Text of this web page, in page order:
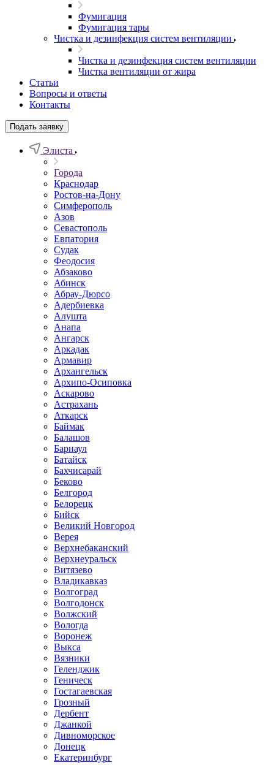
Фумигация
Фумигация тары
Чистка и дезинфекция систем вентиляции
Чистка и дезинфекция систем вентиляции
Чистка вентиляции от жира
Статьи
Вопросы и ответы
Контакты
Подать заявку
Элиста
Города
Краснодар
Ростов-на-Дону
Симферополь
Азов
Севастополь
Евпатория
Судак
Феодосия
Абзаково
Абинск
Абрау-Дюрсо
Адербиевка
Алушта
Анапа
Ангарск
Аркадак
Армавир
Архангельск
Архипо-Осиповка
Аскарово
Астрахань
Аткарск
Баймак
Балашов
Барнаул
Батайск
Бахчисарай
Беково
Белгород
Белорецк
Бийск
Великий Новгород
Верея
Верхнебаканский
Верхнеуральск
Витязево
Владикавказ
Волгоград
Волгодонск
Волжский
Вологда
Воронеж
Выкса
Вязники
Геленджик
Геническ
Гостагаевская
Грозный
Дербент
Джанкой
Дивноморское
Донецк
Екатеринбург